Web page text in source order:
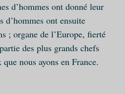
d’hommes ont donné leur
d’hommes ont ensuite
; organe de l’Europe, fierté
des plus grands chefs
nous ayons en France.